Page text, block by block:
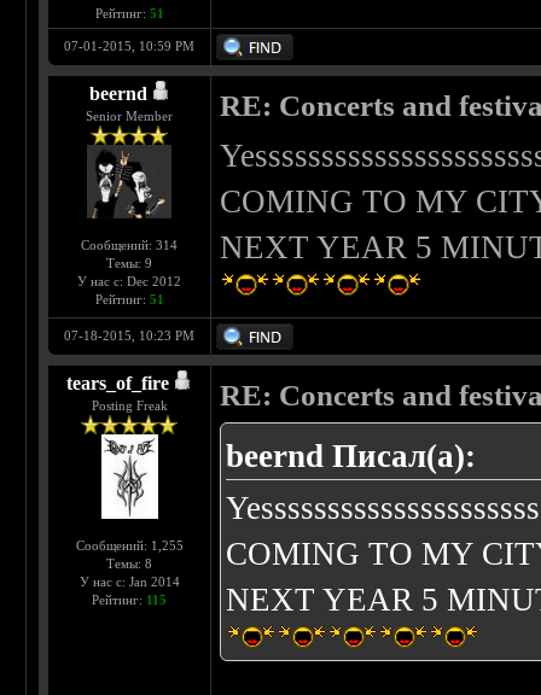
Рейтинг: 51
07-01-2015, 10:59 PM
beernd
Senior Member
Сообщений: 314
Темы: 9
У нас с: Dec 2012
Рейтинг: 51
RE: Concerts and
COMING TO MY
NEXT YEAR 5
07-18-2015, 10:23 PM
tears_of_fire
Posting Freak
Сообщений: 1,255
Темы: 8
У нас с: Jan 2014
Рейтинг: 115
RE: Concerts and
beernd Писал(а):
COMING TO MY
NEXT YEAR 5